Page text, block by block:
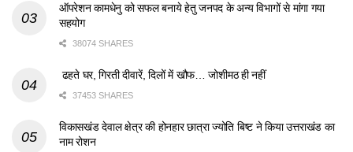
ऑपरेशन कामधेनु को सफल बनाये हेतु जनपद के अन्य विभागों से मांगा गया
सहयोग
38074 SHARES
ढहते घर, गिरती दीवारें, दिलों में खौफ… जोशीमठ ही नहीं
37453 SHARES
विकासखंड देवाल क्षेत्र की होनहार छात्रा ज्योति बिष्ट ने किया उत्तराखंड का
नाम रोशन